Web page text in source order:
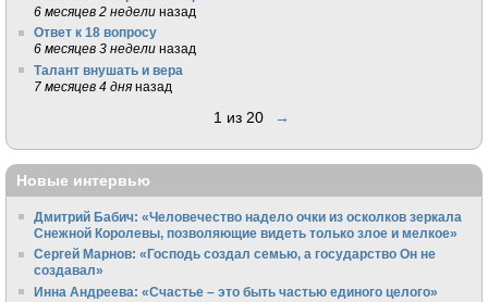
6 месяцев 2 недели назад
Ответ к 18 вопросу
6 месяцев 3 недели назад
Талант внушать и вера
7 месяцев 4 дня назад
1 из 20 →
Новые интервью
Дмитрий Бабич: «Человечество надело очки из осколков зеркала
Снежной Королевы, позволяющие видеть только злое и мелкое»
Сергей Марнов: «Господь создал семью, а государство Он не
создавал»
Инна Андреева: «Счастье – это быть частью единого целого»